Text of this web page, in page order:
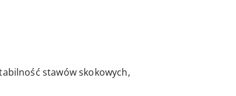
stawów skokowych,